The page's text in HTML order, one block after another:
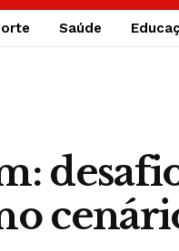
Saúde